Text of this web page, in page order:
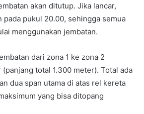
akan ditutup. Jika lancar,
pada pukul 20.00, sehingga semua
menggunakan jembatan.
dari zona 1 ke zona 2
total 1.300 meter). Total ada
dua span utama di atas rel kereta
yang bisa ditopang